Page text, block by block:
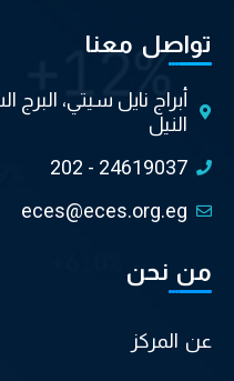
تواصل معنا
أبراج نايل سيتي، البرج
النيل
202 - 24619037
eces@eces.org.eg
من نحن
عن المركز